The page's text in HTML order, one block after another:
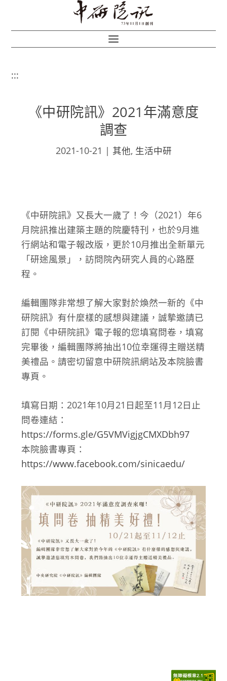
:::
《中研院訊》2021年滿意度
調查
2021-10-21 | 其他, 生活中研
《中研院訊》又長大一歲了！今（2021）年6
月院訊推出建築主題的院慶特刊，也於9月進
行網站和電子報改版，更於10月推出全新單元
「研途風景」，訪問院內研究人員的心路歷
程。
編輯團隊非常想了解大家對於煥然一新的《中
研院訊》有什麼樣的感想與建議，誠摯邀請已
訂閱《中研院訊》電子報的您填寫問卷，填寫
完畢後，編輯團隊將抽出10位幸運得主贈送精
美禮品。請密切留意中研院訊網站及本院臉書
專頁。
填寫日期：2021年10月21日起至11月12日止
問卷連結：
https://forms.gle/G5VMVigjgCMXDbh97
本院臉書專頁：
https://www.facebook.com/sinicaedu/